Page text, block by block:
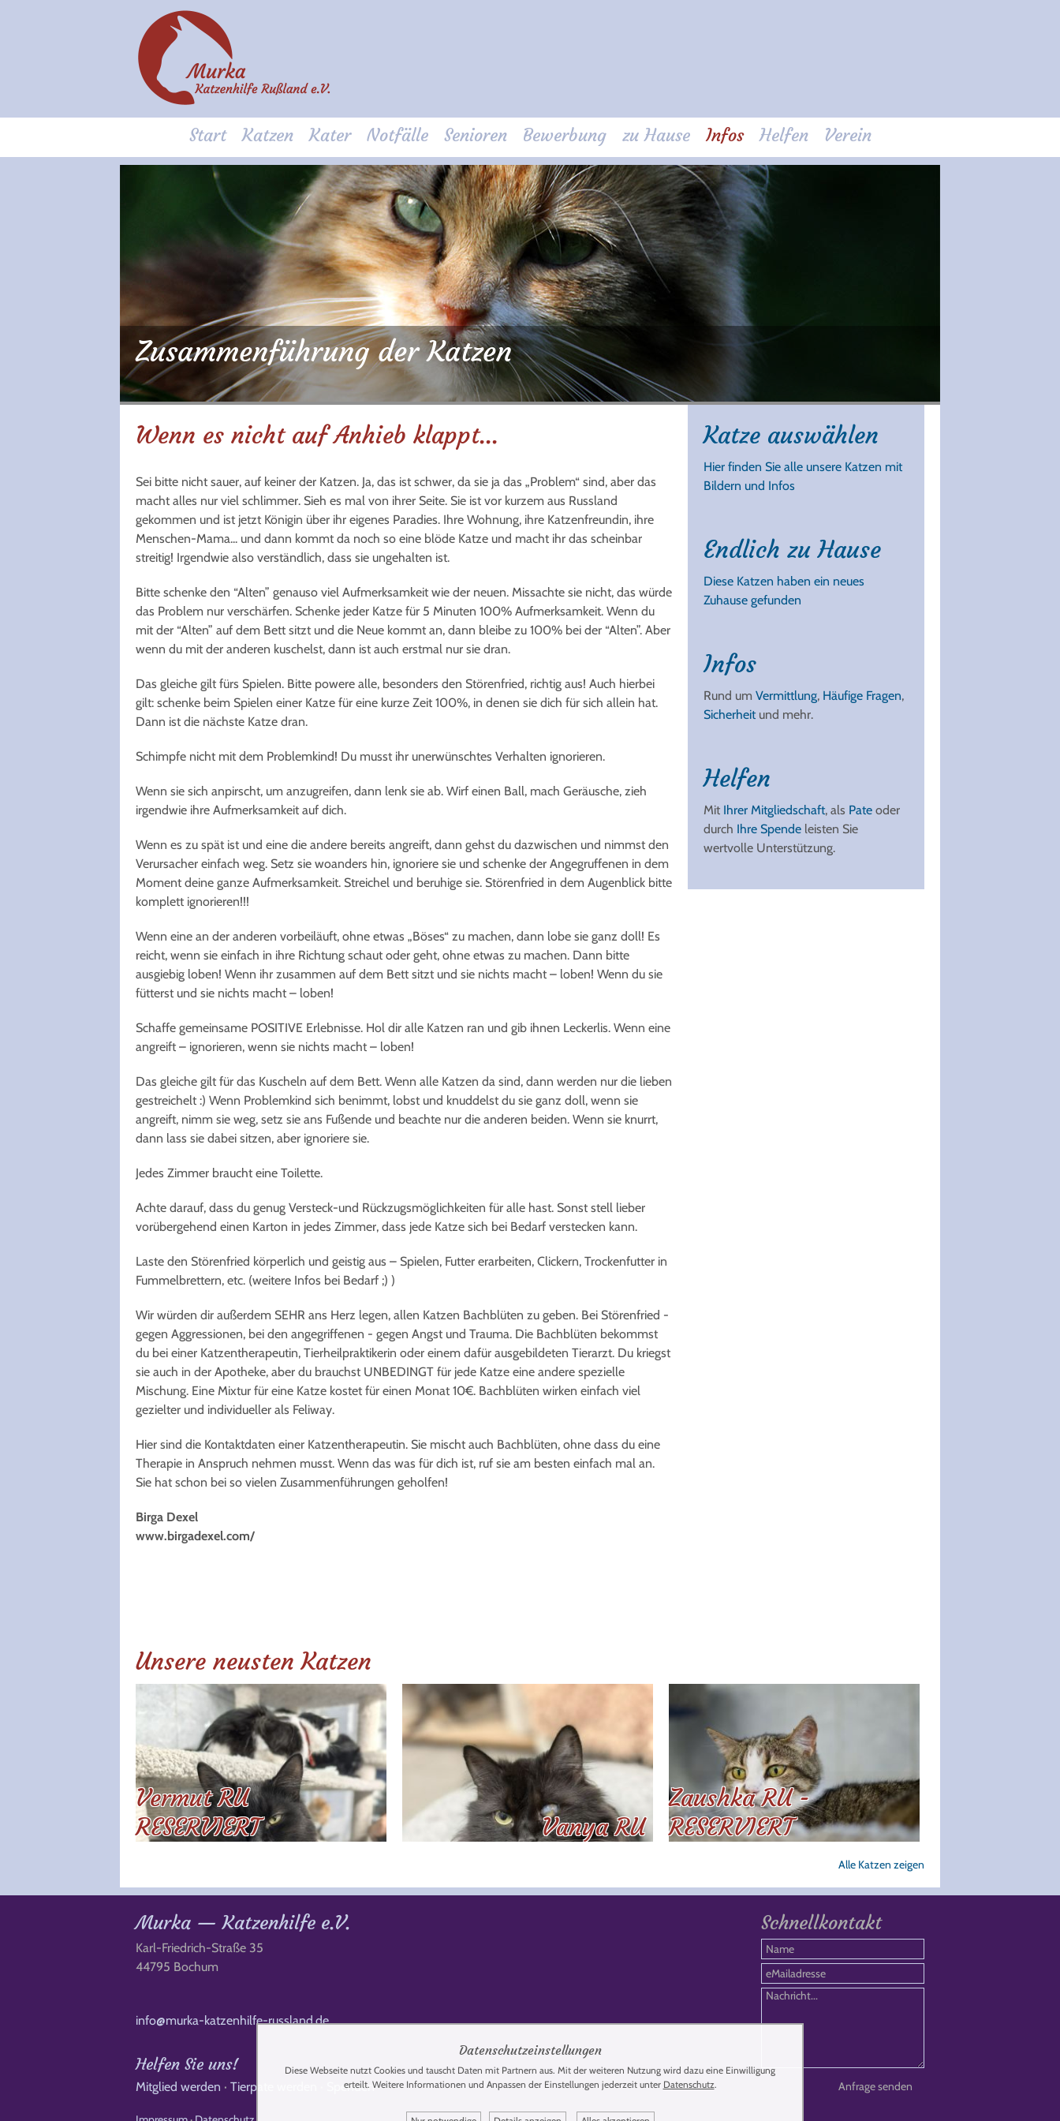
Start Katzen Kater Notfälle Senioren Bewerbung zu Hause Infos Helfen Verein
Zusammenführung der Katzen
Wenn es nicht auf Anhieb klappt...
Sei bitte nicht sauer, auf keiner der Katzen. Ja, das ist schwer, da sie ja das „Problem“ sind, aber das
macht alles nur viel schlimmer. Sieh es mal von ihrer Seite. Sie ist vor kurzem aus Russland
gekommen und ist jetzt Königin über ihr eigenes Paradies. Ihre Wohnung, ihre Katzenfreundin, ihre
Menschen-Mama... und dann kommt da noch so eine blöde Katze und macht ihr das scheinbar
streitig! Irgendwie also verständlich, dass sie ungehalten ist.
Bitte schenke den “Alten” genauso viel Aufmerksamkeit wie der neuen. Missachte sie nicht, das würde
das Problem nur verschärfen. Schenke jeder Katze für 5 Minuten 100% Aufmerksamkeit. Wenn du
mit der “Alten” auf dem Bett sitzt und die Neue kommt an, dann bleibe zu 100% bei der “Alten”. Aber
wenn du mit der anderen kuschelst, dann ist auch erstmal nur sie dran.
Das gleiche gilt fürs Spielen. Bitte powere alle, besonders den Störenfried, richtig aus! Auch hierbei
gilt: schenke beim Spielen einer Katze für eine kurze Zeit 100%, in denen sie dich für sich allein hat.
Dann ist die nächste Katze dran.
Schimpfe nicht mit dem Problemkind! Du musst ihr unerwünschtes Verhalten ignorieren.
Wenn sie sich anpirscht, um anzugreifen, dann lenk sie ab. Wirf einen Ball, mach Geräusche, zieh
irgendwie ihre Aufmerksamkeit auf dich.
Wenn es zu spät ist und eine die andere bereits angreift, dann gehst du dazwischen und nimmst den
Verursacher einfach weg. Setz sie woanders hin, ignoriere sie und schenke der Angegruffenen in dem
Moment deine ganze Aufmerksamkeit. Streichel und beruhige sie. Störenfried in dem Augenblick bitte
komplett ignorieren!!!
Wenn eine an der anderen vorbeiläuft, ohne etwas „Böses“ zu machen, dann lobe sie ganz doll! Es
reicht, wenn sie einfach in ihre Richtung schaut oder geht, ohne etwas zu machen. Dann bitte
ausgiebig loben! Wenn ihr zusammen auf dem Bett sitzt und sie nichts macht – loben! Wenn du sie
fütterst und sie nichts macht – loben!
Schaffe gemeinsame POSITIVE Erlebnisse. Hol dir alle Katzen ran und gib ihnen Leckerlis. Wenn eine
angreift – ignorieren, wenn sie nichts macht – loben!
Das gleiche gilt für das Kuscheln auf dem Bett. Wenn alle Katzen da sind, dann werden nur die lieben
gestreichelt :) Wenn Problemkind sich benimmt, lobst und knuddelst du sie ganz doll, wenn sie
angreift, nimm sie weg, setz sie ans Fußende und beachte nur die anderen beiden. Wenn sie knurrt,
dann lass sie dabei sitzen, aber ignoriere sie.
Jedes Zimmer braucht eine Toilette.
Achte darauf, dass du genug Versteck-und Rückzugsmöglichkeiten für alle hast. Sonst stell lieber
vorübergehend einen Karton in jedes Zimmer, dass jede Katze sich bei Bedarf verstecken kann.
Laste den Störenfried körperlich und geistig aus – Spielen, Futter erarbeiten, Clickern, Trockenfutter in
Fummelbrettern, etc. (weitere Infos bei Bedarf ;) )
Wir würden dir außerdem SEHR ans Herz legen, allen Katzen Bachblüten zu geben. Bei Störenfried -
gegen Aggressionen, bei den angegriffenen - gegen Angst und Trauma. Die Bachblüten bekommst
du bei einer Katzentherapeutin, Tierheilpraktikerin oder einem dafür ausgebildeten Tierarzt. Du kriegst
sie auch in der Apotheke, aber du brauchst UNBEDINGT für jede Katze eine andere spezielle
Mischung. Eine Mixtur für eine Katze kostet für einen Monat 10€. Bachblüten wirken einfach viel
gezielter und individueller als Feliway.
Hier sind die Kontaktdaten einer Katzentherapeutin. Sie mischt auch Bachblüten, ohne dass du eine
Therapie in Anspruch nehmen musst. Wenn das was für dich ist, ruf sie am besten einfach mal an.
Sie hat schon bei so vielen Zusammenführungen geholfen!
Birga Dexel
www.birgadexel.com/
Katze auswählen
Hier finden Sie alle unsere Katzen mit
Bildern und Infos
Endlich zu Hause
Diese Katzen haben ein neues
Zuhause gefunden
Infos
Rund um Vermittlung, Häufige Fragen,
Sicherheitund mehr.
Helfen
Mit Ihrer Mitgliedschaft, als Pate oder
durch Ihre Spende leisten Sie
wertvolle Unterstützung.
Unsere neusten Katzen
Vermut RU
RESERVIERT
Vanya RU
Zaushka RU -
RESERVIERT
Alle Katzen zeigen
Schnellkontakt
Murka — Katzenhilfe e.V.
Karl-Friedrich-Straße 35
44795 Bochum
info@murka-katzenhilfe-russland.de
Helfen Sie uns!
Mitglied werden · Tierpate werden Spenden
Datenschutzeinstellungen
Diese Webseite nutzt Cookies und tauscht Daten mit Partnern aus. Mit der weiteren Nutzung wird dazu eine Einwilligung
erteilt. Weitere Informationen und Anpassen der Einstellungen jederzeit unter Datenschutz.